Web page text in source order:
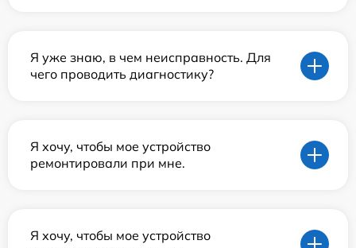
Я уже знаю, в чем неисправность. Для
чего проводить диагностику?
Я хочу, чтобы мое устройство
ремонтировали при мне.
Я хочу, чтобы мое устройство